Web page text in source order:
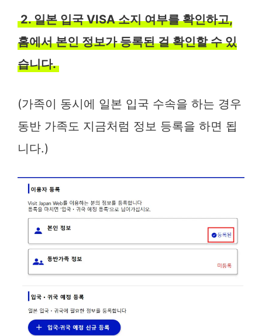
2. 일본 입국 VISA 소지 여부를 확인하고,
홈에서 본인 정보가 등록된 걸 확인할 수 있
습니다.
(가족이 동시에 일본 입국 수속을 하는 경우
동반 가족도 지금처럼 정보 등록을 하면 됩
니다.)